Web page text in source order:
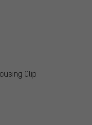
Clip